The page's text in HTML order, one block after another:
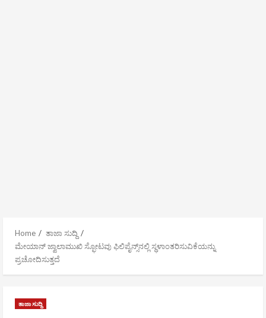
Home
ತಾಜಾ ಸುದ್ದಿ
ಮೇಯಾನ್ ಜ್ವಾಲಾಮುಖಿ ಸ್ಫೋಟವು ಫಿಲಿಪೈನ್ಸ್‌ನಲ್ಲಿ ಸ್ಥಳಾಂತರಿಸುವಿಕೆಯನ್ನು
ಪ್ರಚೋದಿಸುತ್ತದೆ
ತಾಜಾ ಸುದ್ದಿ